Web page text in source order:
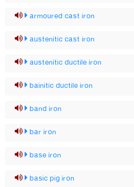
armoured cast iron
austenitic cast iron
austenitic ductile iron
bainitic ductile iron
band iron
bar iron
base iron
basic pig iron